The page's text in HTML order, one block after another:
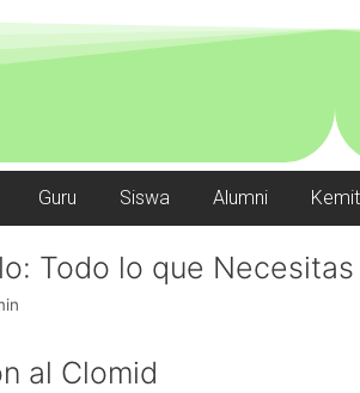
Guru Siswa Alumni
Todo lo que
al Clomid